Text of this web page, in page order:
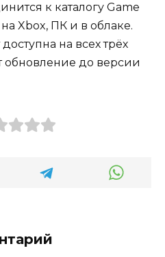
к каталогу Game
Xbox, ПК и в облаке.
на всех трёх
обновление до версии